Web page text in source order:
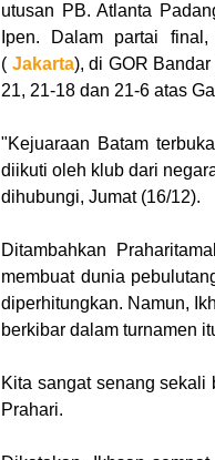
utusan PB. Atlanta
Ipen. Dalam partai
( Jakarta), di GOR
21, 21-18 dan 21-6 atas
"Kejuaraan Batam
diikuti oleh klub dari
dihubungi, Jumat (16/12).
Ditambahkan
membuat dunia
diperhitungkan. Namun,
berkibar dalam turnamen
Kita sangat senang sekali
Prahari.